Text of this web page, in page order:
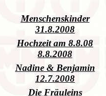
Menschenskinder
31.8.2008
Hochzeit am 8.8.08
8.8.2008
Nadine & Benjamin
12.7.2008
Die Fräuleins